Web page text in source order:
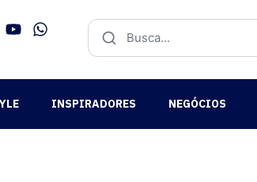
INSPIRADORES NEGÓCIOS